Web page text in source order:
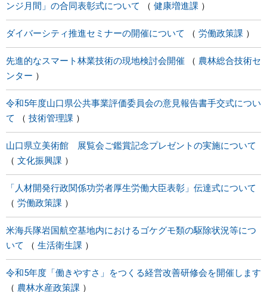
ンジ月間」の合同表彰式について
健康増進課
ダイバーシティ推進セミナーの開催について 労働政策課
先進的なスマート林業技術の現地検討会開催
農林総合技術セ
ンター
令和5年度山口県公共事業評価委員会の意見報告書手交式につい
て
技術管理課
山口県立美術館 展覧会ご鑑賞記念プレゼントの実施について
文化振興課
「人材開発行政関係功労者厚生労働大臣表彰」伝達式について
労働政策課
米海兵隊岩国航空基地内におけるゴケグモ類の駆除状況等につ
いて
生活衛生課
令和5年度「働きやすさ」をつくる経営改善研修会を開催します
農林水産政策課